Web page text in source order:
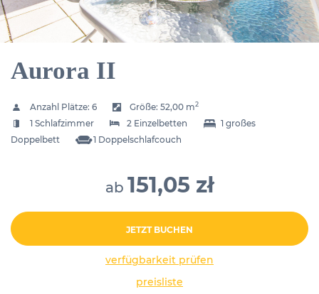
Aurora II
Anzahl Plätze: 6 Größe:52,00 m2
1 Schlafzimmer 2 Einzelbetten
1 großes
Doppelbett
1 Doppelschlafcouch
ab 151,05 zł
JETZT BUCHEN
verfügbarkeit prüfen
preisliste